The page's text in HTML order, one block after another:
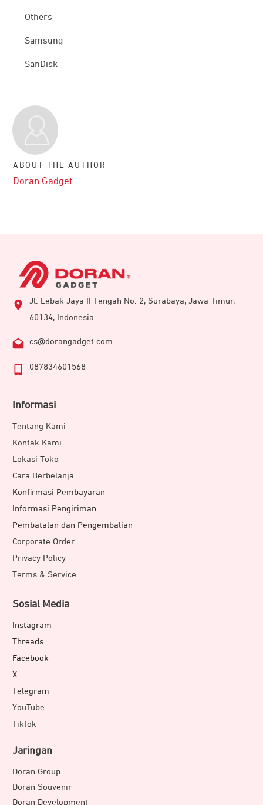
Others
Samsung
SanDisk
ABOUT THE AUTHOR
Doran Gadget
Jl. Lebak Jaya II Tengah No. 2, Surabaya, Jawa Timur,
60134, Indonesia
cs@dorangadget.com
087834601568
Informasi
Tentang Kami
Kontak Kami
Lokasi Toko
Cara Berbelanja
Konfirmasi Pembayaran
Informasi Pengiriman
Pembatalan dan Pengembalian
Corporate Order
Privacy Policy
Terms & Service
Sosial Media
Instagram
Threads
Facebook
X
Telegram
YouTube
Tiktok
Jaringan
Doran Group
Doran Souvenir
Doran Development